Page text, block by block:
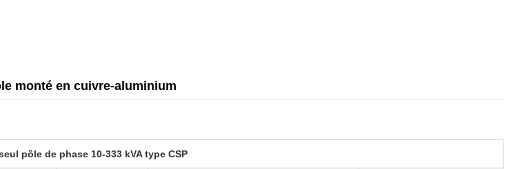
monté en cuivre-aluminium
pôle de phase 10-333 kVA type CSP